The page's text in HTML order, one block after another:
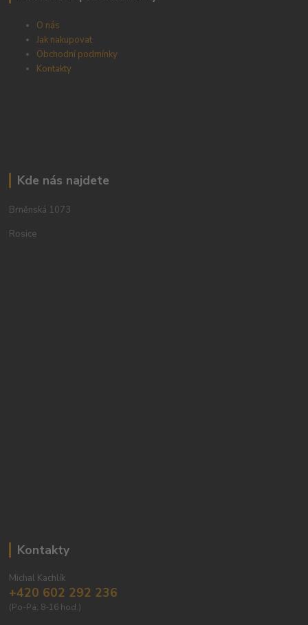
O nás
Jak nakupovat
Obchodní podmínky
Kontakty
Kde nás najdete
Brněnská 1073
Rosice
Kontakty
Michal Kachlík
+420 602 292 236
(Po-Pá, 8-16 hod.)